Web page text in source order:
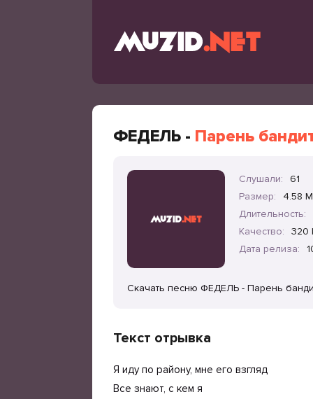
ФЕДЕЛЬ - Парень
Слушали:
61
Размер:
4.58
Длительность:
Качество:
320
Дата релиза:
Скачать песню ФЕДЕЛЬ - Парень
Текст отрывка
Я иду по району, мне его взгляд
Все знают, с кем я